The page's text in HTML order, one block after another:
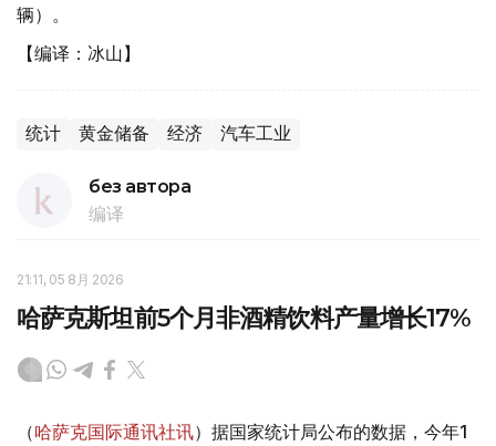
辆）。
【编译：冰山】
统计 黄金储备 经济 汽车工业
без автора
编译
21:11, 05 8月 2026
哈萨克斯坦前5个月非酒精饮料产量增长17%
（哈萨克国际通讯社讯）据国家统计局公布的数据，今年1